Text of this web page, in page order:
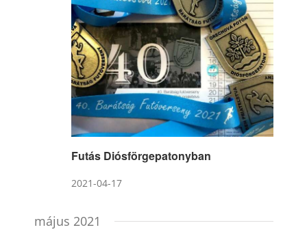
Futás Diósförgepatonyban
2021-04-17
május 2021